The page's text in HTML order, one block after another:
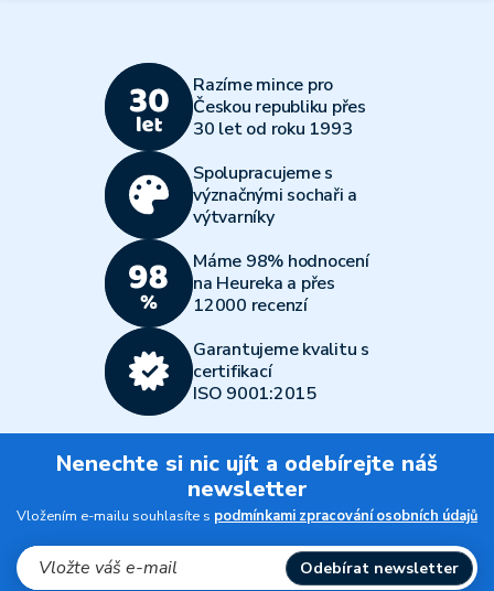
Razíme mince pro
Českou republiku přes
30 let od roku 1993
Spolupracujeme s
význačnými sochaři a
výtvarníky
Máme 98% hodnocení
na Heureka a přes
12000 recenzí
Garantujeme kvalitu s
certifikací
ISO 9001:2015
Nenechte si nic ujít a odebírejte náš
newsletter
Vložením e-mailu souhlasíte s podmínkami zpracování osobních údajů
Odebírat newsletter